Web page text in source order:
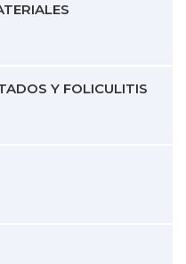
Y FOLICULITIS